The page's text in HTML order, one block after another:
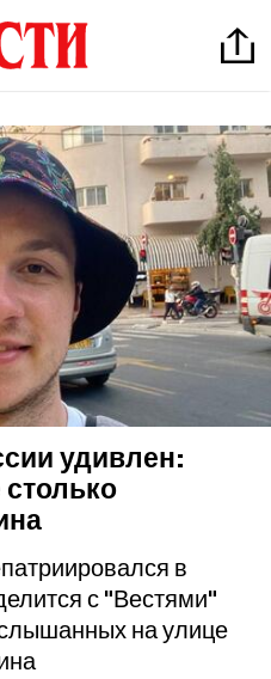
удивлен:
в
с "Вестями"
на улице